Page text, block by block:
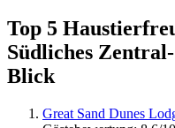
Top 5
Südliches
Blick
Great Sand Dunes